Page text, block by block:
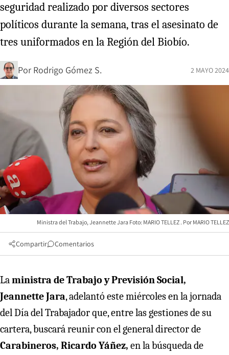
seguridad realizado por diversos sectores
políticos durante la semana, tras el asesinato de
tres uniformados en la Región del Biobío.
Por Rodrigo Gómez S. 2 MAYO 2024
Ministra del Trabajo, Jeannette Jara Foto: MARIO TELLEZ MARIO TELLEZ
Compartir Comentarios
Laministra de Trabajo y Previsión Social,
Jeannette Jara, adelantó este miércoles en la jornada
del Día del Trabajador que, entre las gestiones de su
cartera, buscará reunir con el general director de
Carabineros, Ricardo Yáñez, en la búsqueda de